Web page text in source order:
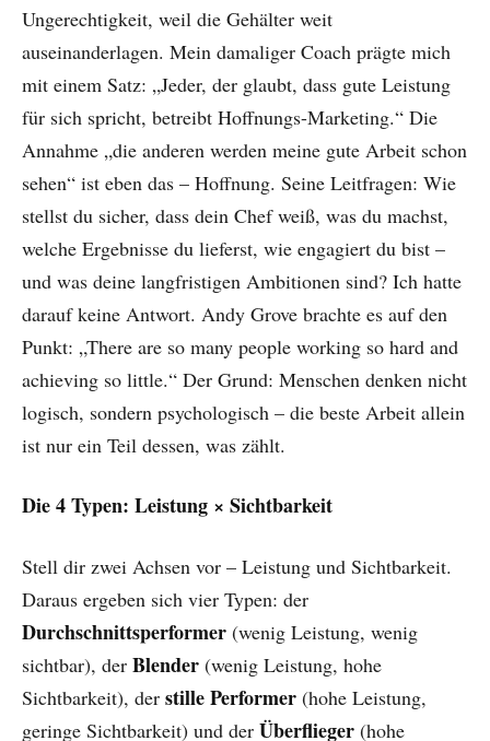
Ungerechtigkeit, weil die Gehälter weit
auseinanderlagen. Mein damaliger Coach prägte mich
mit einem Satz: „Jeder, der glaubt, dass gute Leistung
für sich spricht, betreibt Hoffnungs-Marketing.“ Die
Annahme „die anderen werden meine gute Arbeit schon
sehen“ ist eben das – Hoffnung. Seine Leitfragen: Wie
stellst du sicher, dass dein Chef weiß, was du machst,
welche Ergebnisse du lieferst, wie engagiert du bist –
und was deine langfristigen Ambitionen sind? Ich hatte
darauf keine Antwort. Andy Grove brachte es auf den
Punkt: „There are so many people working so hard and
achieving so little.“ Der Grund: Menschen denken nicht
logisch, sondern psychologisch – die beste Arbeit allein
ist nur ein Teil dessen, was zählt.
Die 4 Typen: Leistung × Sichtbarkeit
Stell dir zwei Achsen vor – Leistung und Sichtbarkeit.
Daraus ergeben sich vier Typen: der
Durchschnittsperformer (wenig Leistung, wenig
sichtbar), der Blender (wenig Leistung, hohe
Sichtbarkeit), der stille Performer (hohe Leistung,
geringe Sichtbarkeit) und der Überflieger (hohe